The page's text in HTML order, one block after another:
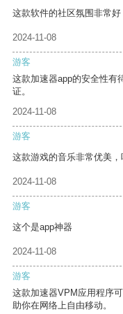
这款软件的社区氛围非常好
2024-11-08
游客
这款加速器app的安全性有
证。
2024-11-08
游客
这款游戏的音乐非常优美，
2024-11-08
游客
这个是app神器
2024-11-08
游客
这款加速器VPM应用程序
助你在网络上自由移动。